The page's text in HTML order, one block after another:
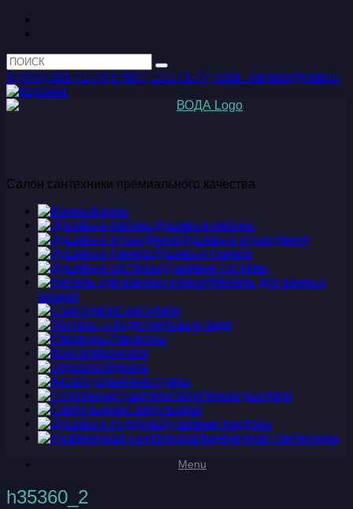
8 (846) 201-71-74 8 (987) 151-71-74 voda_samara@mail.ru
Салон сантехники премиального качества
Ванны
Душевые кабины
Душевые ограждения
Душевые панели
Душевые системы
Мебель для ванных
комнат
Смесители
Унитазы и биде
Раковины
Консоли
Зеркала
Аксессуары
Полотенцесушители
Светильники
Душевые поддоны
Инженерная сантехника
Menu
h35360_2